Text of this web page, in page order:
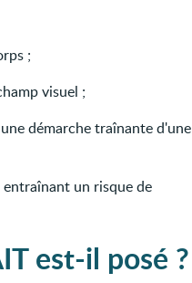
;
visuel ;
démarche traînante d'une
entraînant un risque de
est-il posé ?